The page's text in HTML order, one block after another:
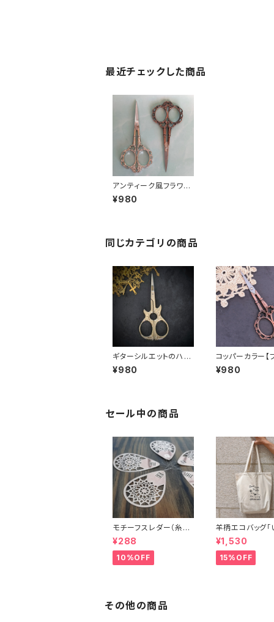
最近チェックした商品
アンティーク風フラワー
デザインシザー（12セン
チ）
¥980
同じカテゴリの商品
ギターシルエットのハサ
ミ
¥980
コッパーカラー【
ーデザインアン
風シザー】手芸
¥980
セール中の商品
モチーフスレダー（糸通
し）ソーイング小物
¥288
10%OFF
羊柄エコバッグ「
えてるから話し
いで」キャンバス
ッグ
¥1,530
15%OFF
その他の商品